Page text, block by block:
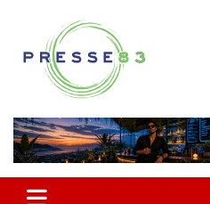
contenu
Presse 83